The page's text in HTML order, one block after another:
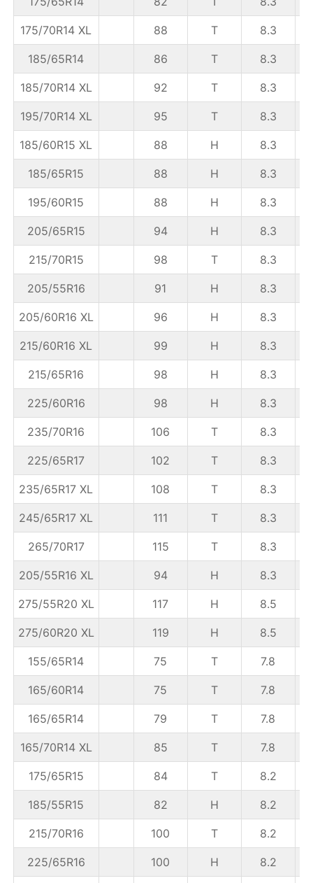
175/70R14 XL 88 T 8.3
185/65R14 86 T 8.3
185/70R14 XL 92 T 8.3
195/70R14 XL 95 T 8.3
185/60R15 XL 88 H 8.3
185/65R15 88 H 8.3
195/60R15 88 H 8.3
205/65R15 94 H 8.3
215/70R15 98 T 8.3
205/55R16 91 H 8.3
205/60R16 XL 96 H 8.3
215/60R16 XL 99 H 8.3
215/65R16 98 H 8.3
225/60R16 98 H 8.3
235/70R16 106 T 8.3
225/65R17 102 T 8.3
235/65R17 XL 108 T 8.3
245/65R17 XL 111 T 8.3
265/70R17 115 T 8.3
205/55R16 XL 94 H 8.3
275/55R20 XL 117 H 8.5
275/60R20 XL 119 H 8.5
155/65R14 75 T 7.8
165/60R14 75 T 7.8
165/65R14 79 T 7.8
165/70R14 XL 85 T 7.8
175/65R15 84 T 8.2
185/55R15 82 H 8.2
215/70R16 100 T 8.2
225/65R16 100 H 8.2